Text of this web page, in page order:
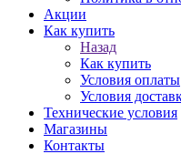
Акции
Как купить
Назад
Как купить
Условия оплаты
Условия
Технические условия
Магазины
Контакты